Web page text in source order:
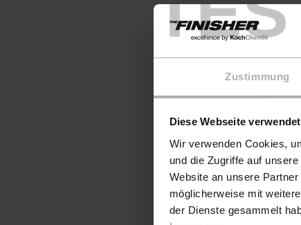
Zustimmung
Diese Webseite
Wir verwenden Cookies,
und die Zugriffe auf
Website an unsere
möglicherweise mit
der Dienste gesammelt